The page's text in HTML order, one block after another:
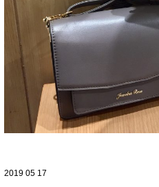
2019 05 17